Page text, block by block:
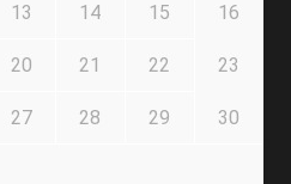
13 14 15 16
20 21 22 23
27 28 29 30